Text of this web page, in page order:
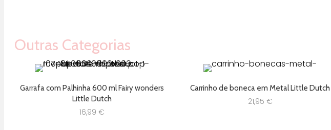
Outras Categorias
Garrafa com Palhinha 600 ml Fairy wonders
Little Dutch
16,99 €
Carrinho de boneca em Metal Little Dutch
21,95 €